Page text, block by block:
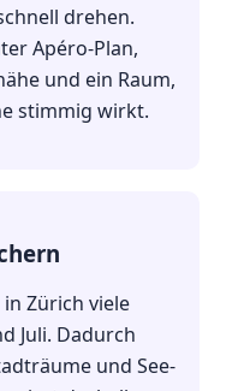
drehen.
Apéro-Plan,
und ein Raum,
stimmig wirkt.
Zürich viele
Juli. Dadurch
und See-